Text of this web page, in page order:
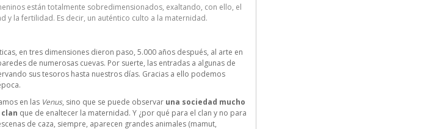
están totalmente sobredimensionados, exaltando, con ello, el
y la fertilidad. Es decir, un auténtico culto a la maternidad.
en tres dimensiones dieron paso, 5.000 años después, al arte en
de numerosas cuevas. Por suerte, las entradas a algunas de
sus tesoros hasta nuestros días. Gracias a ello podemos
en las Venus, sino que se puede observar una sociedad mucho
que de enaltecer la maternidad. Y ¿por qué para el clan y no para
de caza, siempre, aparecen grandes animales (mamut,